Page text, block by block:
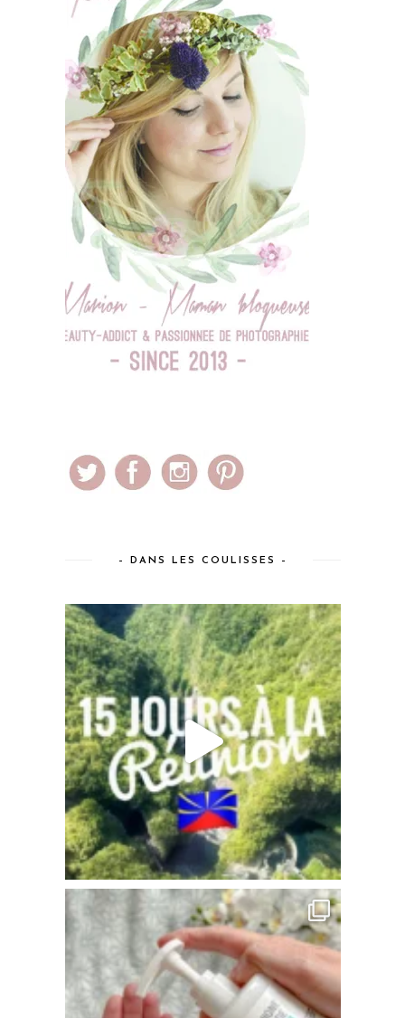
– DANS LES COULISSES –